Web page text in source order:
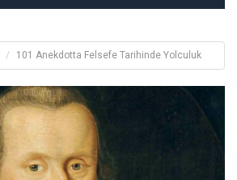
101 Anekdotta Felsefe Tarihinde Yolculuk